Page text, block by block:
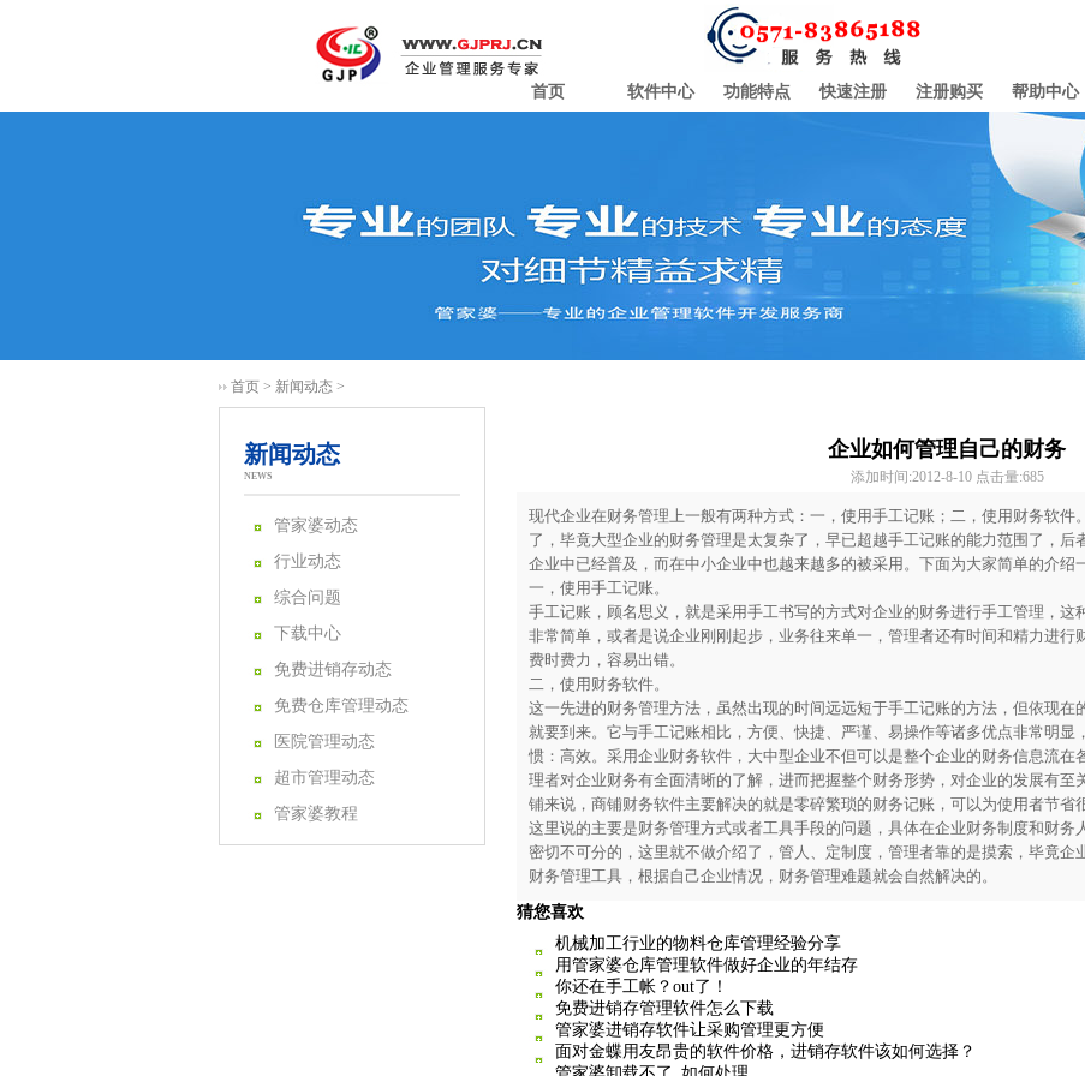
首页 软件中心 功能特点 快速注册 注册购买 帮助中心
首页 > 新闻动态 >
新闻动态
NEWS
管家婆动态
行业动态
综合问题
下载中心
免费进销存动态
免费仓库管理动态
医院管理动态
超市管理动态
管家婆教程
企业如何管理自己的财务
添加时间:2012-8-10 点击量:685
现代企业在财务管理上一般有两种方式：一，使用手工记账；二，使用 财务软件
了，毕竟大型企业的财务管理是太复杂了，早已超越手工记账的能力范围了，后
企业中已经普及，而在中小企业中也越来越多的被采用。下面为大家简单的介绍
一， 使用手工记账。
手工记账，顾名思义，就是采用手工书写的方式对企业的财务进行手工管理，这
非常简单，或者是说企业刚刚起步，业务往来单一，管理者还有时间和精力进行
费时费力，容易出错。
二，使用 财务软件。
这一先进的财务管理方法，虽然出现的时间远远短于手工记账的方法，但依现在
就要到来。它与手工记账相比，方便、快捷、严谨、易操作等诸多优点非常明显
惯：高效。采用企业财务软件 ，大中型企业不但可以是整个企业的财务信息流
理者对企业财务有全面清晰的了解，进而把握整个财务形势，对企业的发展有至
铺来说， 商铺财务软件主要解决的就是零碎繁琐的财务记账，可以为使用者节省
这里说的主要是财务管理方式或者工具手段的问题，具体在企业财务制度和财务
密切不可分的，这里就不做介绍了，管人、定制度，管理者靠的是摸索，毕竟企
财务管理工具，根据自己企业情况，财务管理难题就会自然解决的。
猜您喜欢
机械加工行业的物料仓库管理经验分享
用管家婆仓库管理软件做好企业的年结存
你还在手工帐？out了！
免费进销存管理软件怎么下载
管家婆进销存软件让采购管理更方便
面对金蝶用友昂贵的软件价格，进销存软件该如何选择？